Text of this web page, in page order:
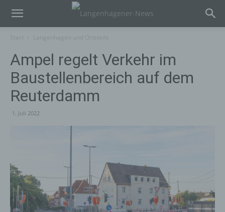
Ampel regelt Verkehr im
Baustellenbereich auf dem
Reuterdamm
1. Juli 2022